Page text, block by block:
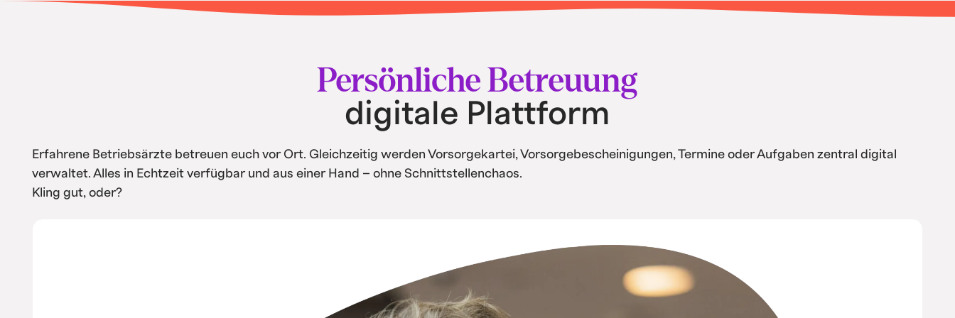
• Intern spart ihr Kosten durch Automatisierung und
Persönliche Betreuung
digitale Plattform
Erfahrene Betriebsärzte betreuen euch vor Ort. Gleichzeitig werden Vorsorgekartei, Vorsorgebescheinigungen, Termine oder Aufgaben zentral digital
verwaltet. Alles in Echtzeit verfügbar und aus einer Hand – ohne Schnittstellenchaos.
Kling gut, oder?